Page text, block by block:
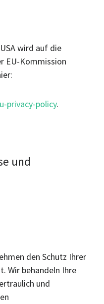
wird auf die
EU-Kommission
privacy-policy.
und
den Schutz Ihrer
Wir behandeln Ihre
und